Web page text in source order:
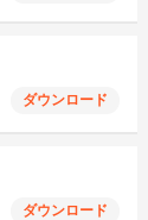
ダウンロード
ダウンロード